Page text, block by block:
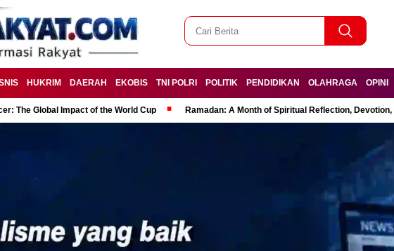
HUKRIM DAERAH EKOBIS TNI POLRI POLITIK PENDIDIKAN OLAHRAGA OPINI
The Global Impact of the World Cup Ramadan: A Month of Spiritual Reflection,